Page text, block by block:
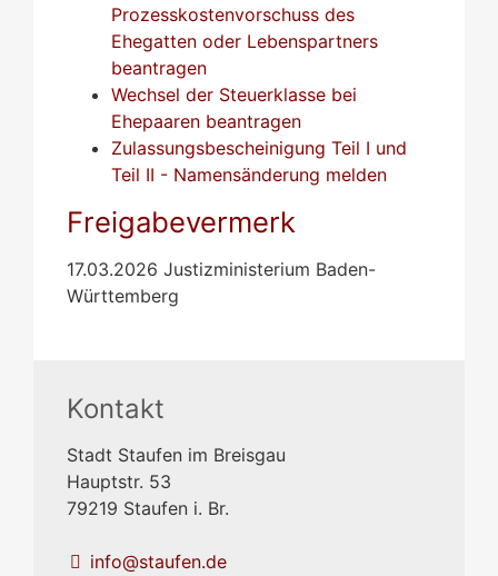
Prozesskostenvorschuss des
Ehegatten oder Lebenspartners
beantragen
Wechsel der Steuerklasse bei
Ehepaaren beantragen
Zulassungsbescheinigung Teil I und
Teil II - Namensänderung melden
Freigabevermerk
17.03.2026 Justizministerium Baden-
Württemberg
Kontakt
Stadt Staufen im Breisgau
Hauptstr. 53
79219 Staufen i. Br.
info@staufen.de